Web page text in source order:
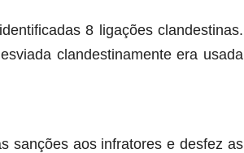
8 ligações clandestinas.
clandestinamente era usada
sanções aos infratores e desfez as